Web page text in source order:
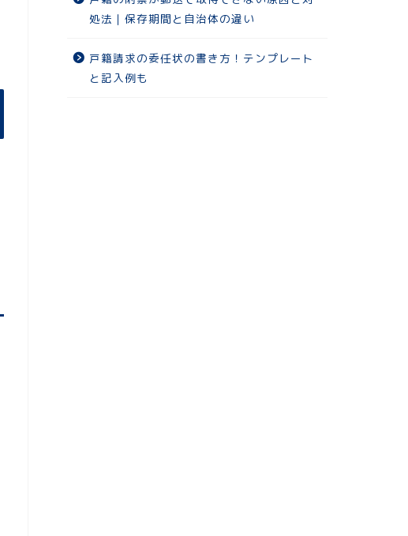
処法｜保存期間と自治体の違い
戸籍請求の委任状の書き方！テンプレート
と記入例も